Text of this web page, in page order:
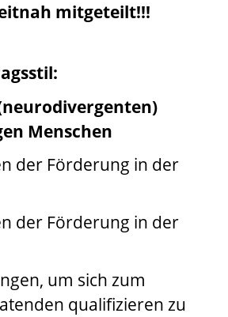
mitgeteilt!!!
Menschen
der Förderung in der
der Förderung in der
um sich zum
qualifizieren zu